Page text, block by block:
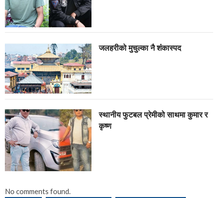
जलहरीको मुचुल्का नै शंंकास्पद
स्थानीय फुटबल प्रेमीको साथमा कुमार र
कृष्ण
No comments found.